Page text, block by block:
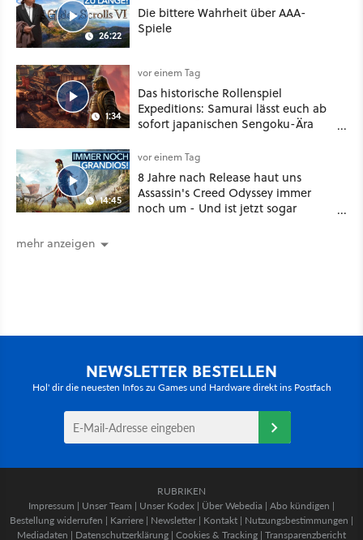
26:22
Die bittere Wahrheit über AAA-
Spiele
1:34
vor einem Tag
Das historische Rollenspiel
Expeditions: Samurai lässt euch ab
sofort japanischen Sengoku-Ära
oder Diplomatie
14:45
vor einem Tag
8 Jahre nach Release haut uns
Assassin's Creed Odyssey immer
noch um - Und ist jetzt sogar
mehr anzeigen
NEWSLETTER BESTELLEN
Hol' dir die neuesten Infos zu Games und Hardware direkt ins Postfach
RUBRIKEN
Impressum | Unser Team | Unser Kodex | Über Webedia | Abo kündigen |
Bestellung widerrufen | Karriere | Newsletter | Kontakt | Nutzungsbestimmungen |
Mediadaten | Datenschutzerklärung | Cookies & Tracking | Transparenzbericht